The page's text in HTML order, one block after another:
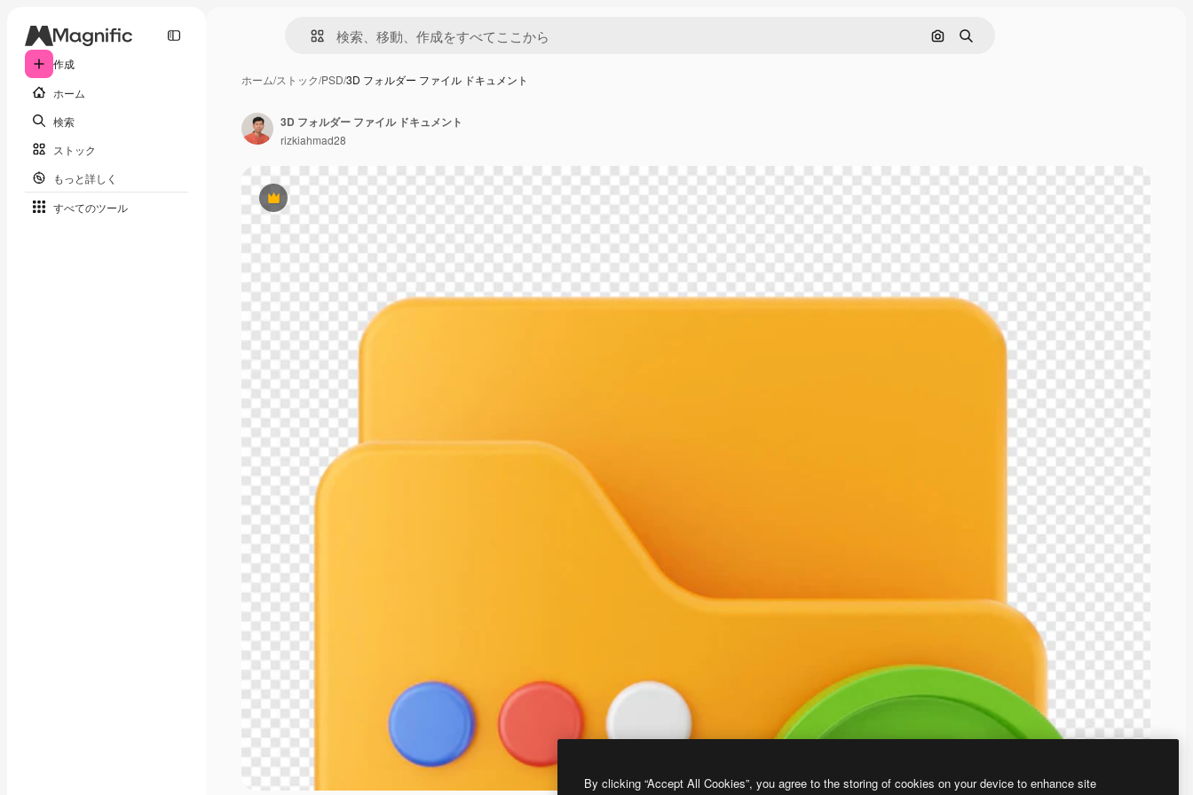
作成
ホーム
検索
ストック
もっと詳しく
すべてのツール
画像で検索
検索
ホーム/ストック/PSD/3D フォルダー ファイル ドキュメント
Premium
3D フォルダー ファイル ドキュメント
rizkiahmad28
By clicking “Accept All Cookies”, you agree to the storing of cookies on your device to enhance site